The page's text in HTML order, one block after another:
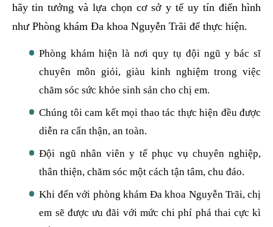
hãy tin tưởng và lựa chọn cơ sở y tế uy tín điển hình
như Phòng khám Đa khoa Nguyễn Trãi để thực hiện.
Phòng khám hiện là nơi quy tụ đội ngũ y bác sĩ
chuyên môn giỏi, giàu kinh nghiệm trong việc
chăm sóc sức khỏe sinh sản cho chị em.
Chúng tôi cam kết mọi thao tác thực hiện đều được
diễn ra cẩn thận, an toàn.
Đội ngũ nhân viên y tế phục vụ chuyên nghiệp,
thân thiện, chăm sóc một cách tận tâm, chu đáo.
Khi đến với phòng khám Đa khoa Nguyễn Trãi, chị
em sẽ được ưu đãi với mức chi phí phá thai cực kì